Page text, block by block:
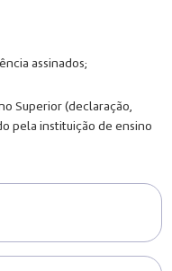
assinados;
Superior (declaração,
pela instituição de ensino